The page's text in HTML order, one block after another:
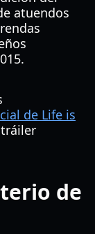
atuendos
de Life is
de